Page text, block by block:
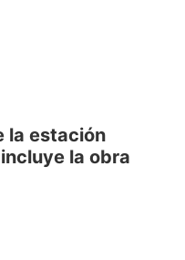
la estación
la obra